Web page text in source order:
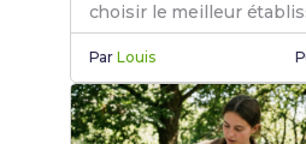
choisir le meilleur
tes options, ta région et
ParLouis